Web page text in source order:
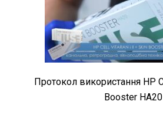
Протокол використання HP
Booster HA20